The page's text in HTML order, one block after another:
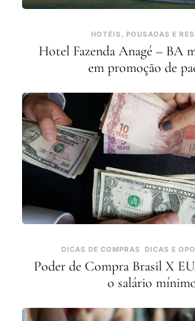
HOTÉIS, POUSADAS E
Hotel Fazenda Anagé – BA
em promoção de
DICAS DE COMPRAS DICAS E
Poder de Compra Brasil X
o salário